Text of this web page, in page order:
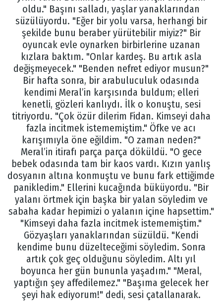
oldu." Başını salladı, yaşlar yanaklarından
süzülüyordu. "Eğer bir yolu varsa, herhangi bir
şekilde bunu beraber yürütebilir miyiz?" Bir
oyuncak evle oynarken birbirlerine uzanan
kızlara baktım. "Onlar kardeş. Bu artık asla
değişmeyecek." "Benden nefret ediyor musun?"
Bir hafta sonra, bir arabuluculuk odasında
kendimi Meral’in karşısında buldum; elleri
kenetli, gözleri kanlıydı. İlk o konuştu, sesi
titriyordu. "Çok özür dilerim Fidan. Kimseyi daha
fazla incitmek istememiştim." Öfke ve acı
karışımıyla öne eğildim. "O zaman neden?"
Meral’in itirafı parça parça döküldü. "O gece
bebek odasında tam bir kaos vardı. Kızın yanlış
dosyanın altına konmuştu ve bunu fark ettiğimde
panikledim." Ellerini kucağında büküyordu. "Bir
yalanı örtmek için başka bir yalan söyledim ve
sabaha kadar hepimizi o yalanın içine hapsettim."
"Kimseyi daha fazla incitmek istememiştim."
Gözyaşları yanaklarından süzüldü. "Kendi
kendime bunu düzelteceğimi söyledim. Sonra
artık çok geç olduğunu söyledim. Altı yıl
boyunca her gün bununla yaşadım." "Meral,
yaptığın şey affedilemez." "Başıma gelecek her
şeyi hak ediyorum!" dedi, sesi çatallanarak.